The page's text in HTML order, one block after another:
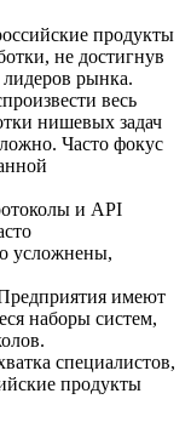
продукты
не достигнув
рынка.
весь
нишевых задач
Часто фокус
и API
усложнены,
имеют
наборы систем,
специалистов,
продукты